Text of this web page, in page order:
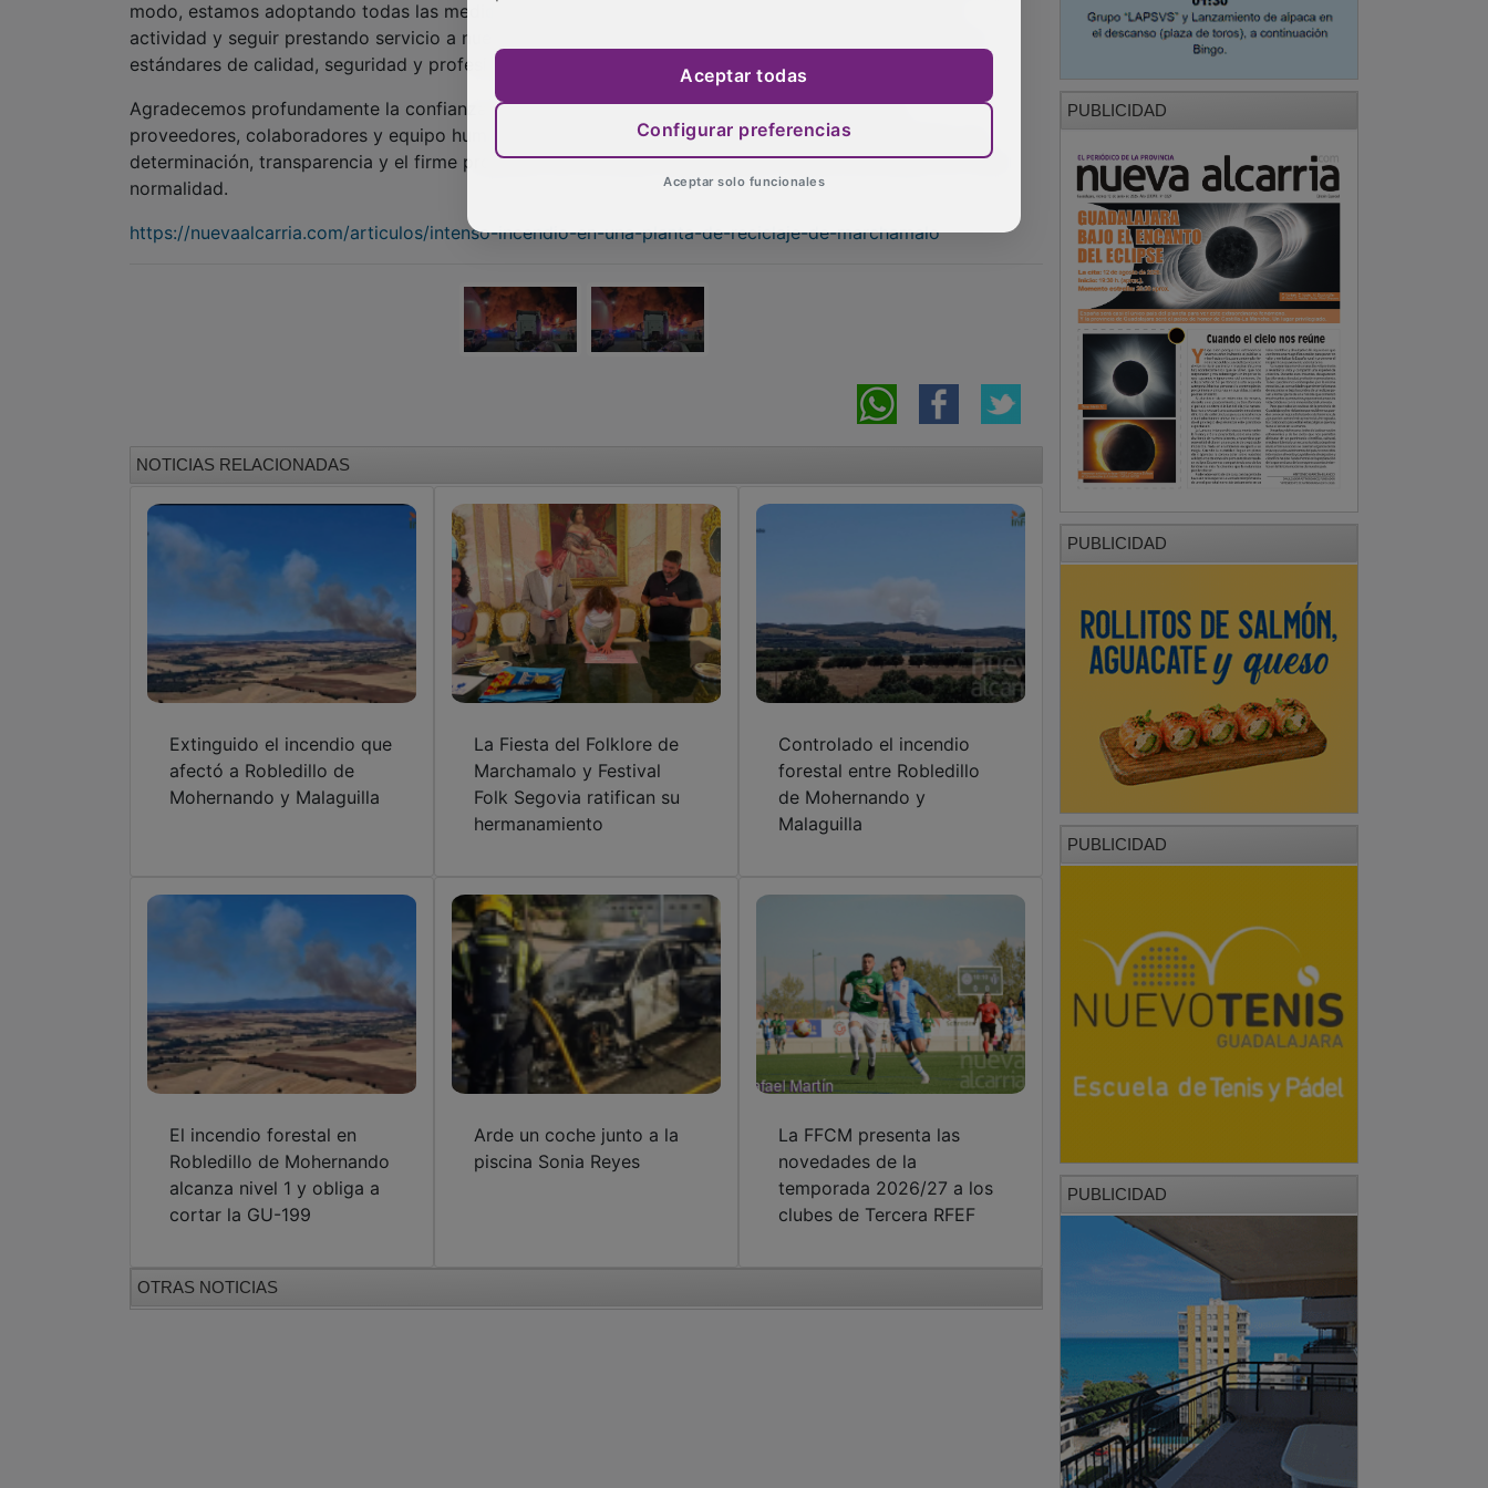
modo, estamos adoptando todas las medidas necesarias para garantizar la continuidad de nuestra
actividad y seguir prestando servicio a nuestros clientes en todo el territorio nacional con los mismos
estándares de calidad, seguridad y profesionalidad que nos caracterizan.
Agradecemos profundamente la confianza, el apoyo y la comprensión que nuestros clientes,
proveedores, colaboradores y equipo humano nos están demostrando. Afrontamos esta situación con
determinación, transparencia y el firme propósito de continuar desarrollando nuestra actividad con total
normalidad.
https://nuevaalcarria.com/articulos/intenso-incendio-en-una-planta-de-reciclaje-de-marchamalo
NOTICIAS RELACIONADAS
Extinguido el incendio que
afectó a Robledillo de
Mohernando y Malaguilla
La Fiesta del Folklore de
Marchamalo y Festival
Folk Segovia ratifican su
hermanamiento
Controlado el incendio
forestal entre Robledillo
de Mohernando y
Malaguilla
El incendio forestal en
Robledillo de Mohernando
alcanza nivel 1 y obliga a
cortar la GU-199
Arde un coche junto a la
piscina Sonia Reyes
La FFCM presenta las
novedades de la
temporada 2026/27 a los
clubes de Tercera RFEF
OTRAS NOTICIAS
PUBLICIDAD
PUBLICIDAD
PUBLICIDAD
PUBLICIDAD
Aceptar todas
Configurar preferencias
Aceptar solo funcionales